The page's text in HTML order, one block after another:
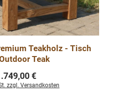
Teak
Preis:
€
zzgl. Versandkosten